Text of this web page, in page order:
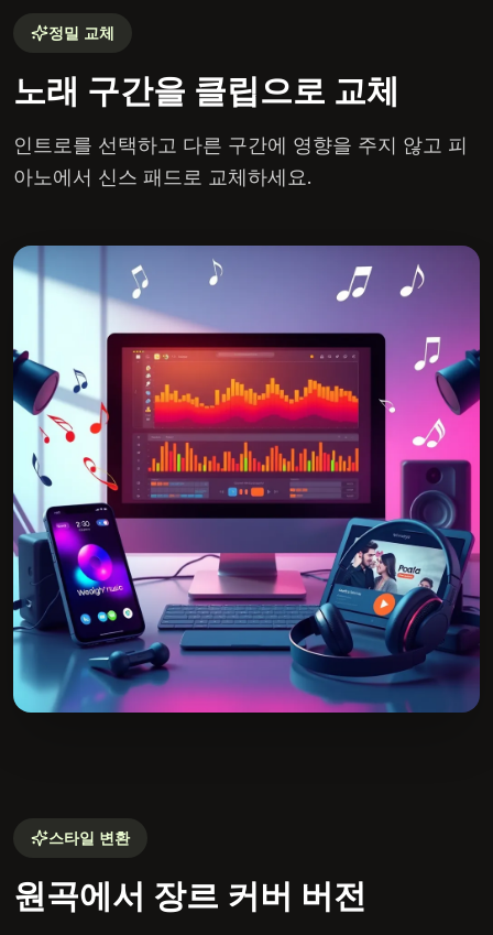
정밀 교체
노래 구간을 클립으로 교체
인트로를 선택하고 다른 구간에 영향을 주지 않고 피
아노에서 신스 패드로 교체하세요.
스타일 변환
원곡에서 장르 커버 버전